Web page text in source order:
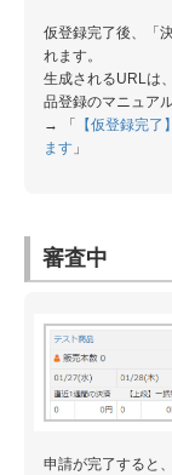
仮登録完了後、「
れます。
生成されるURLは
品登録のマニュア
→ 「 【仮登録完
ます 」
審査中
申請が完了すると